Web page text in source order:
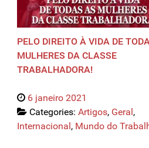
PELO DIREITO À VIDA DE
MULHERES DA CLASSE
TRABALHADORA!
6 janeiro 2021
Categories: Artigos, Geral ,
Internacional , Mundo do